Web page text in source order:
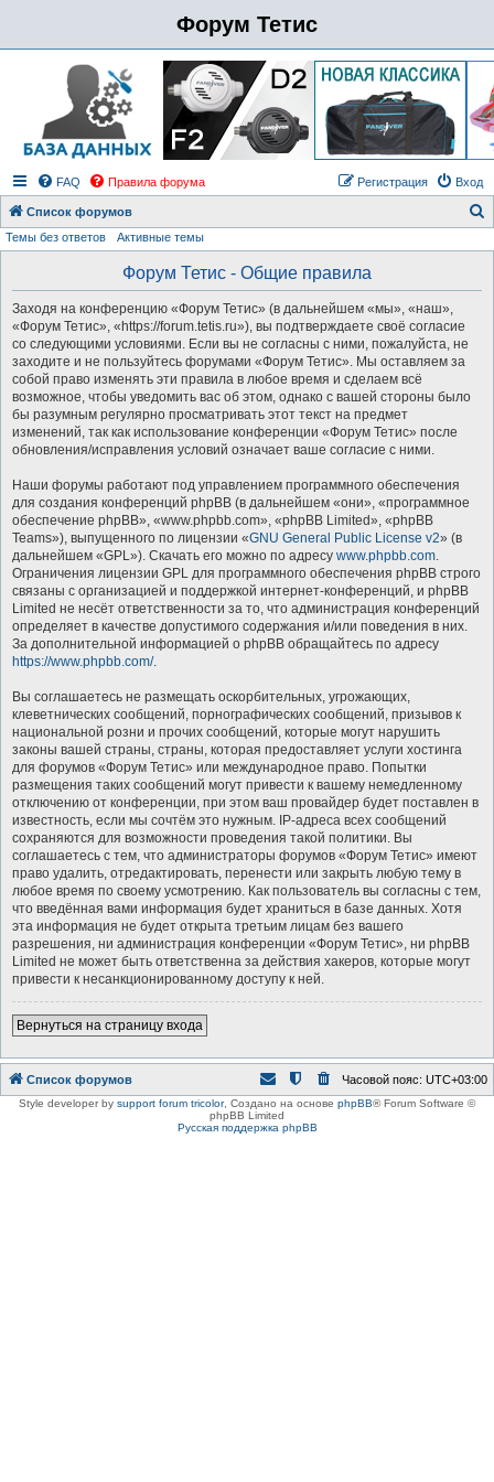
Форум Тетис
FAQ Правила форума Вход
Регистрация
Список форумов
Темы без ответов Активные темы
Форум Тетис - Общие правила
Заходя на конференцию «Форум Тетис» (в дальнейшем «мы», «наш»,
«Форум Тетис», «https://forum.tetis.ru»), вы подтверждаете своё согласие
со следующими условиями. Если вы не согласны с ними, пожалуйста, не
заходите и не пользуйтесь форумами «Форум Тетис». Мы оставляем за
собой право изменять эти правила в любое время и сделаем всё
возможное, чтобы уведомить вас об этом, однако с вашей стороны было
бы разумным регулярно просматривать этот текст на предмет
изменений, так как использование конференции «Форум Тетис» после
обновления/исправления условий означает ваше согласие с ними.
Наши форумы работают под управлением программного обеспечения
для создания конференций phpBB (в дальнейшем «они», «программное
обеспечение phpBB», «www.phpbb.com», «phpBB Limited», «phpBB
Teams»), выпущенного по лицензии «GNU General Public License v2» (в
дальнейшем «GPL»). Скачать его можно по адресу www.phpbb.com.
Ограничения лицензии GPL для программного обеспечения phpBB строго
связаны с организацией и поддержкой интернет-конференций, и phpBB
Limited не несёт ответственности за то, что администрация конференций
определяет в качестве допустимого содержания и/или поведения в них.
За дополнительной информацией о phpBB обращайтесь по адресу
https://www.phpbb.com/.
Вы соглашаетесь не размещать оскорбительных, угрожающих,
клеветнических сообщений, порнографических сообщений, призывов к
национальной розни и прочих сообщений, которые могут нарушить
законы вашей страны, страны, которая предоставляет услуги хостинга
для форумов «Форум Тетис» или международное право. Попытки
размещения таких сообщений могут привести к вашему немедленному
отключению от конференции, при этом ваш провайдер будет поставлен в
известность, если мы сочтём это нужным. IP-адреса всех сообщений
сохраняются для возможности проведения такой политики. Вы
соглашаетесь с тем, что администраторы форумов «Форум Тетис» имеют
право удалить, отредактировать, перенести или закрыть любую тему в
любое время по своему усмотрению. Как пользователь вы согласны с тем,
что введённая вами информация будет храниться в базе данных. Хотя
эта информация не будет открыта третьим лицам без вашего
разрешения, ни администрация конференции «Форум Тетис», ни phpBB
Limited не может быть ответственна за действия хакеров, которые могут
привести к несанкционированному доступу к ней.
Вернуться на страницу входа
Список форумов Часовой пояс: UTC+03:00
Style developer by support forum tricolor, Создано на основе phpBB® Forum Software ©
phpBB Limited
Русская поддержка phpBB